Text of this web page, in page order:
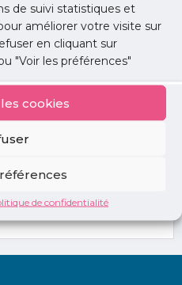
de suivi statistiques et
améliorer votre visite sur
en cliquant sur
"Voir les préférences"
cookies
de confidentialité
et imagerie médicale
:CSMF
Spécialités
Marly (78)
med-idf.org